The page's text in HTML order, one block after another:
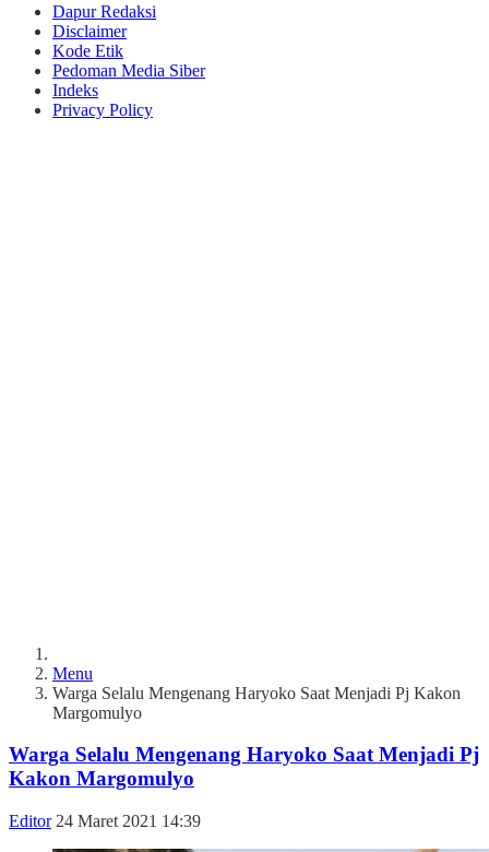
Dapur Redaksi
Disclaimer
Kode Etik
Pedoman Media Siber
Indeks
Privacy Policy
Menu
Warga Selalu Mengenang Haryoko Saat Menjadi Pj Kakon
Margomulyo
Warga Selalu Mengenang Haryoko Saat Menjadi Pj
Kakon Margomulyo
Editor 24 Maret 2021 14:39